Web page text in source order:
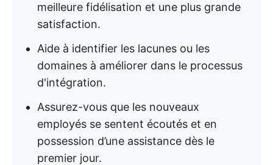
meilleure fidélisation et une plus grande
satisfaction.
Aide à identifier les lacunes ou les
domaines à améliorer dans le processus
d'intégration.
Assurez-vous que les nouveaux
employés se sentent écoutés et en
possession d’une assistance dès le
premier jour.